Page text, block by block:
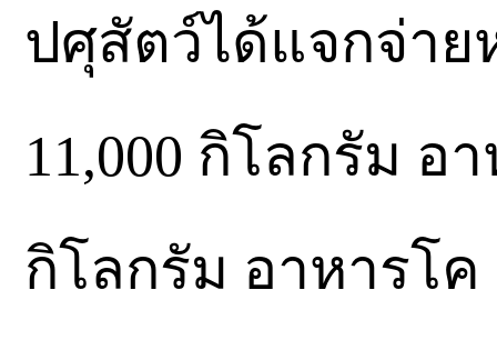
ปศุสัตว์ได้แจกจ่า
11,000 กิโลกรัม อ
กิโลกรัม อาหารโ